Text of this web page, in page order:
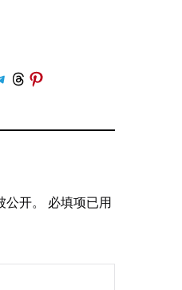
on Telegram
Share on Threads
Share on Pinterest
开。
必填项已用